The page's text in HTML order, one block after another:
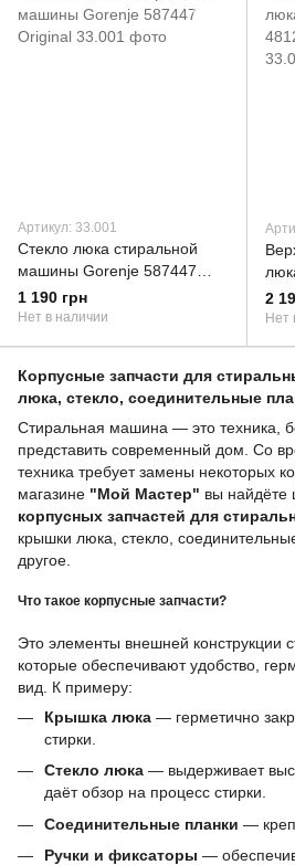
Артикул: 33.001
Стекло люка стиральной
машины Gorenje 587447
Original
1 190 грн
Нет в наличии
2
Нет
Корпусные запчасти для
люка, стекло, соединительные
Стиральная машина — это техника,
представить современный дом. Со
техника требует замены некоторых
магазине "Мой Мастер" вы найдёте
корпусных запчастей для
крышки люка, стекло,
другое.
Что такое корпусные запчасти?
Это элементы внешней конструкции
которые обеспечивают удобство,
вид. К примеру:
Крышка люка — герметично
стирки.
Стекло люка — выдерживает
даёт обзор на процесс стирки.
Соединительные планки —
Ручки и фиксаторы —